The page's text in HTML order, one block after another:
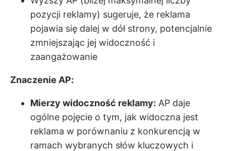
pozycji reklamy) sugeruje, że reklama
pojawia się dalej w dół strony, potencjalnie
zmniejszając jej widoczność i
zaangażowanie
Znaczenie AP:
Mierzy widoczność reklamy: AP daje
ogólne pojęcie o tym, jak widoczna jest
reklama w porównaniu z konkurencją w
ramach wybranych słów kluczowych i